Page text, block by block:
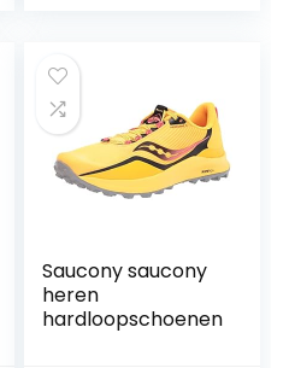
Saucony saucony
heren
hardloopschoenen